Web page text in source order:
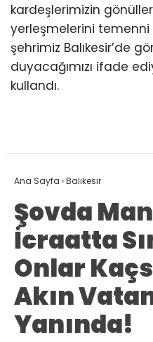
kardeşlerimizin
yerleşmelerini temenni
şehrimiz Balıkesir’de
duyacağımızı ifade
kullandı.
Ana Sayfa ›Balıkesir
Şovda
İcraatta
Onlar
Akın
Yanında!